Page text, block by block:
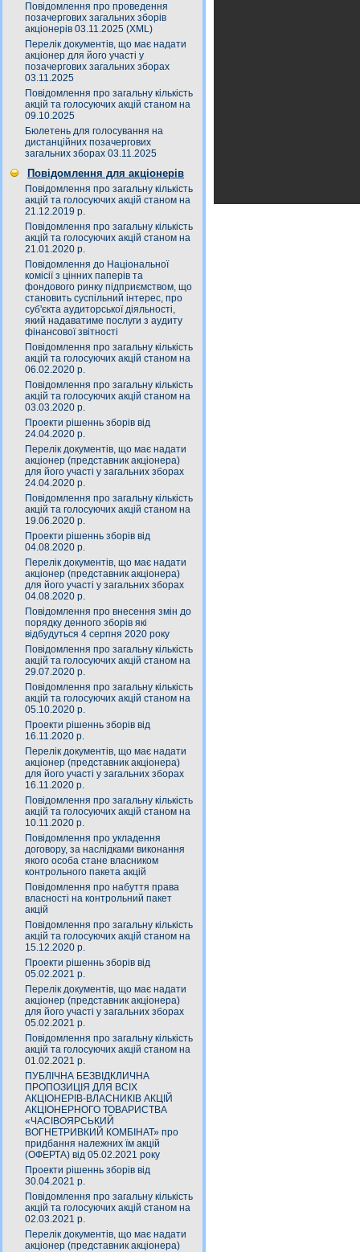
Повідомлення про проведення
позачергових загальних зборів
акціонерів 03.11.2025 (XML)
Перелік документів, що має надати
акціонер для його участі у
позачергових загальних зборах
03.11.2025
Повідомлення про загальну кількість
акцій та голосуючих акцій станом на
09.10.2025
Бюлетень для голосування на
дистанційних позачергових
загальних зборах 03.11.2025
Повідомлення для акціонерів
Повідомлення про загальну кількість
акцій та голосуючих акцій станом на
21.12.2019 р.
Повідомлення про загальну кількість
акцій та голосуючих акцій станом на
21.01.2020 р.
Повідомлення до Національної
комісії з цінних паперів та
фондового ринку підприємством, що
становить суспільний інтерес, про
суб'єкта аудиторської діяльності,
який надаватиме послуги з аудиту
фінансової звітності
Повідомлення про загальну кількість
акцій та голосуючих акцій станом на
06.02.2020 р.
Повідомлення про загальну кількість
акцій та голосуючих акцій станом на
03.03.2020 р.
Проекти рішеннь зборів від
24.04.2020 р.
Перелік документів, що має надати
акціонер (представник акціонера)
для його участі у загальних зборах
24.04.2020 р.
Повідомлення про загальну кількість
акцій та голосуючих акцій станом на
19.06.2020 р.
Проекти рішеннь зборів від
04.08.2020 р.
Перелік документів, що має надати
акціонер (представник акціонера)
для його участі у загальних зборах
04.08.2020 р.
Повідомлення про внесення змін до
порядку денного зборів які
відбудуться 4 серпня 2020 року
Повідомлення про загальну кількість
акцій та голосуючих акцій станом на
29.07.2020 р.
Повідомлення про загальну кількість
акцій та голосуючих акцій станом на
05.10.2020 р.
Проекти рішеннь зборів від
16.11.2020 р.
Перелік документів, що має надати
акціонер (представник акціонера)
для його участі у загальних зборах
16.11.2020 р.
Повідомлення про загальну кількість
акцій та голосуючих акцій станом на
10.11.2020 р.
Повідомлення про укладення
договору, за наслідками виконання
якого особа стане власником
контрольного пакета акцій
Повідомлення про набуття права
власності на контрольний пакет
акцій
Повідомлення про загальну кількість
акцій та голосуючих акцій станом на
15.12.2020 р.
Проекти рішеннь зборів від
05.02.2021 р.
Перелік документів, що має надати
акціонер (представник акціонера)
для його участі у загальних зборах
05.02.2021 р.
Повідомлення про загальну кількість
акцій та голосуючих акцій станом на
01.02.2021 р.
ПУБЛІЧНА БЕЗВІДКЛИЧНА
ПРОПОЗИЦІЯ ДЛЯ ВСІХ
АКЦІОНЕРІВ-ВЛАСНИКІВ АКЦІЙ
АКЦІОНЕРНОГО ТОВАРИСТВА
«ЧАСIВОЯРСЬКИЙ
ВОГНЕТРИВКИЙ КОМБIНАТ» про
придбання належних їм акцій
(ОФЕРТА) від 05.02.2021 року
Проекти рішеннь зборів від
30.04.2021 р.
Повідомлення про загальну кількість
акцій та голосуючих акцій станом на
02.03.2021 р.
Перелік документів, що має надати
акціонер (представник акціонера)